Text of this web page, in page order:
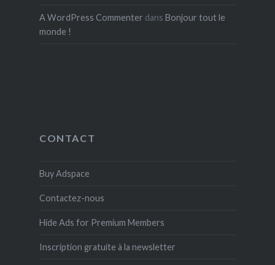
A WordPress Commenter dans Bonjour tout le
monde !
CONTACT
Buy Adspace
Contactez-nous
Hide Ads for Premium Members
Inscription gratuite à la newsletter